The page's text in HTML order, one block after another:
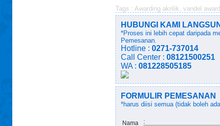
Tags : Awarding akrilik, vandel award
HUBUNGI KAMI
*Proses ini lebih cepat daripada
Pemesanan.
Hotline : 0271-737014
Call Center : 08121500251
WA : 081228505185
FORMULIR PEMESANAN
*harus diisi semua (tidak boleh
Nama :